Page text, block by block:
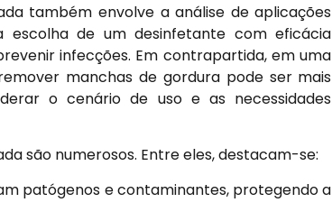
também envolve a análise de aplicações
escolha de um desinfetante com eficácia
infecções. Em contrapartida, em uma
manchas de gordura pode ser mais
o cenário de uso e as necessidades
são numerosos. Entre eles, destacam-se:
patógenos e contaminantes, protegendo a